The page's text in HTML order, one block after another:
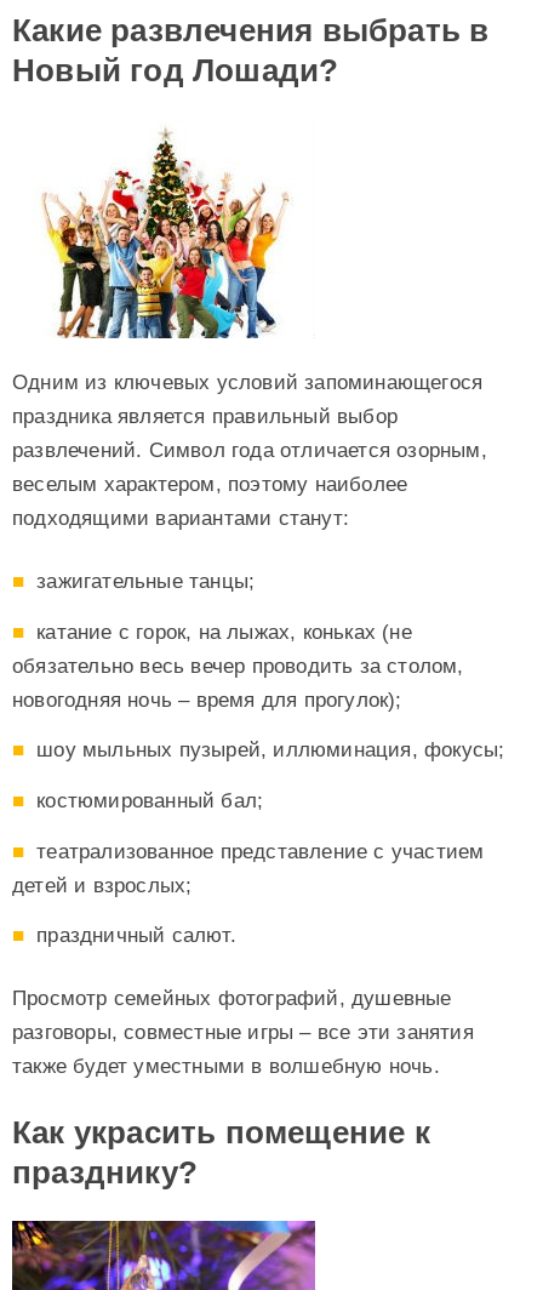
Какие развлечения выбрать в
Новый год Лошади?
Одним из ключевых условий запоминающегося
праздника является правильный выбор
развлечений. Символ года отличается озорным,
веселым характером, поэтому наиболее
подходящими вариантами станут:
зажигательные танцы;
катание с горок, на лыжах, коньках (не
обязательно весь вечер проводить за столом,
новогодняя ночь – время для прогулок);
шоу мыльных пузырей, иллюминация, фокусы;
костюмированный бал;
театрализованное представление с участием
детей и взрослых;
праздничный салют.
Просмотр семейных фотографий, душевные
разговоры, совместные игры – все эти занятия
также будет уместными в волшебную ночь.
Как украсить помещение к
празднику?